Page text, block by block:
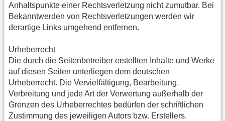
Anhaltspunkte einer Rechtsverletzung nicht zumutbar. Bei
Bekanntwerden von Rechtsverletzungen werden wir
derartige Links umgehend entfernen.
Urheberrecht
Die durch die Seitenbetreiber erstellten Inhalte und Werke
auf diesen Seiten unterliegen dem deutschen
Urheberrecht. Die Vervielfältigung, Bearbeitung,
Verbreitung und jede Art der Verwertung außerhalb der
Grenzen des Urheberrechtes bedürfen der schriftlichen
Zustimmung des jeweiligen Autors bzw. Erstellers.